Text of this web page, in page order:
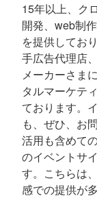
15年以上、ク
開発、web制
を提供してお
手広告代理店
メーカーさま
タルマーケテ
ております。
も、ぜひ、お
活用も含めて
のイベントサ
す。こちらは
感での提供が